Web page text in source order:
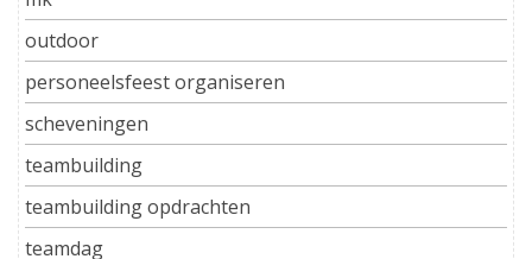
outdoor
personeelsfeest organiseren
scheveningen
teambuilding
teambuilding opdrachten
teamdag